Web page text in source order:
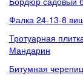
Фалка 24-13-8
Тротуарная
Мандарин
Битумная